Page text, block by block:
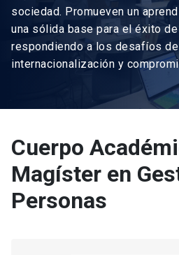
sociedad. Promueven un
una sólida base para el éxito
respondiendo a los desafíos
internacionalización y
Cuerpo
Magíster en
Personas